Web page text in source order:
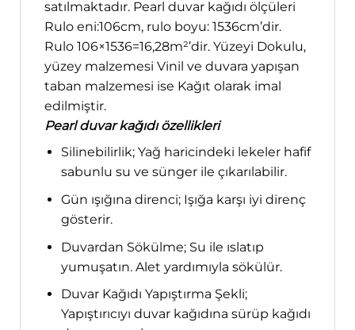
satılmaktadır. Pearl duvar kağıdı ölçüleri
Rulo eni:106cm, rulo boyu: 1536cm’dir.
Rulo 106×1536=16,28m²’dir. Yüzeyi Dokulu,
yüzey malzemesi Vinil ve duvara yapışan
taban malzemesi ise Kağıt olarak imal
edilmiştir.
Pearl duvar kağıdı özellikleri
Silinebilirlik; Yağ haricindeki lekeler hafif
sabunlu su ve sünger ile çıkarılabilir.
Gün ışığına direnci; Işığa karşı iyi direnç
gösterir.
Duvardan Sökülme; Su ile ıslatıp
yumuşatın. Alet yardımıyla sökülür.
Duvar Kağıdı Yapıştırma Şekli;
Yapıştırıcıyı duvar kağıdına sürüp kağıdı